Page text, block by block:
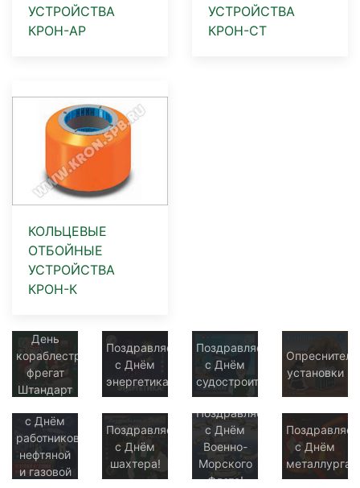
УСТРОЙСТВА
КРОН-АР
УСТРОЙСТВА
КРОН-СТ
КОЛЬЦЕВЫЕ
ОТБОЙНЫЕ
УСТРОЙСТВА
КРОН-К
День
кораблестроителя:
фрегат
Штандарт
Поздравляем
с Днём
энергетика!
Поздравляем
с Днём
судостроителя!
установки
с Днём
работников
нефтяной
и газовой
Поздравляем
с Днём
шахтера!
Поздравляем
с Днём
Военно-
Морского
Флота!
с Днём
металлурга!